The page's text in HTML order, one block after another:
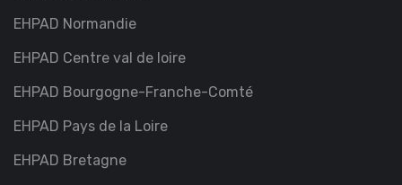
EHPAD Normandie
EHPAD Centre val de loire
EHPAD Bourgogne-Franche-Comté
EHPAD Pays de la Loire
EHPAD Bretagne